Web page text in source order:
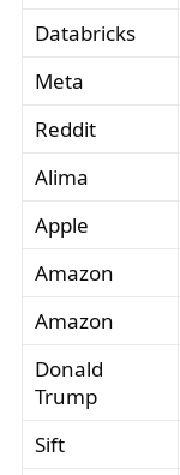
Databricks
Meta
Reddit
Alima
Apple
Amazon
Amazon
Donald
Trump
Sift